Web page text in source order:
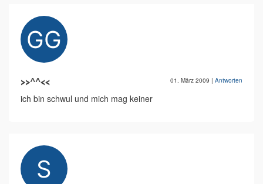
>>^^<< 01. März 2009 | Antworten
ich bin schwul und mich mag keiner